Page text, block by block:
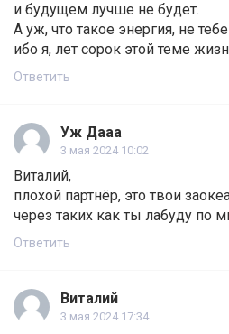
и будущем лучше не будет.
А уж, что такое энергия, не
ибо я, лет сорок этой теме
Ответить
Уж Дааа
3 мая 2024 10:02
Виталий,
плохой партнёр, это твои
через таких как ты лабуду по
Ответить
Виталий
3 мая 2024 17:34